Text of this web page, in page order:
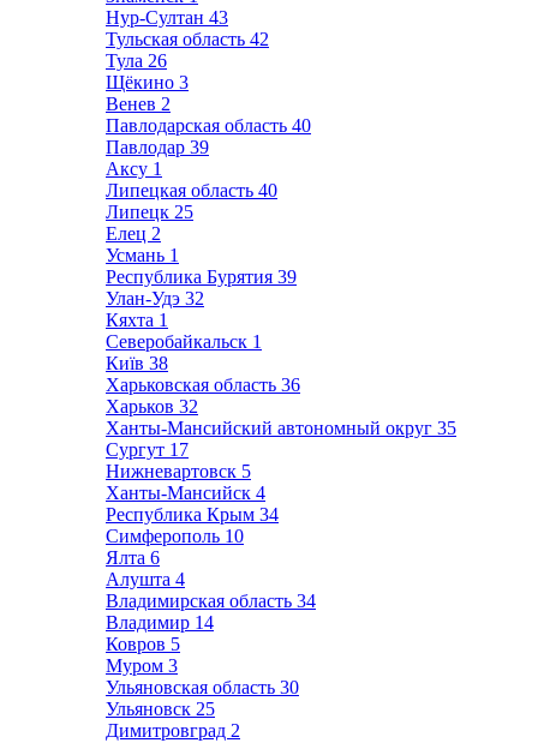
Нур-Султан 43
Тульская область 42
Тула 26
Щёкино 3
Венев 2
Павлодарская область 40
Павлодар 39
Аксу 1
Липецкая область 40
Липецк 25
Елец 2
Усмань 1
Республика Бурятия 39
Улан-Удэ 32
Кяхта 1
Северобайкальск 1
Київ 38
Харьковская область 36
Харьков 32
Ханты-Мансийский автономный округ 35
Сургут 17
Нижневартовск 5
Ханты-Мансийск 4
Республика Крым 34
Симферополь 10
Ялта 6
Алушта 4
Владимирская область 34
Владимир 14
Ковров 5
Муром 3
Ульяновская область 30
Ульяновск 25
Димитровград 2